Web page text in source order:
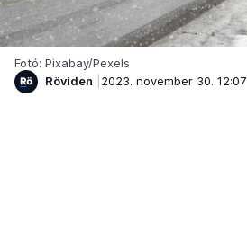
Fotó: Pixabay/Pexels
Röviden
2023. november 30. 12:07